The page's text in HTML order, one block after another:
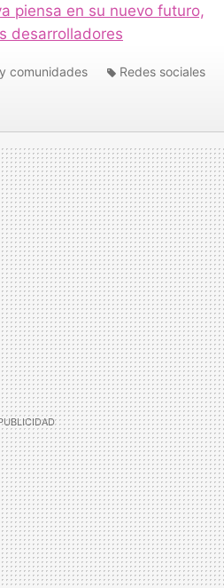
piensa en su nuevo futuro,
desarrolladores
comunidades Redes sociales